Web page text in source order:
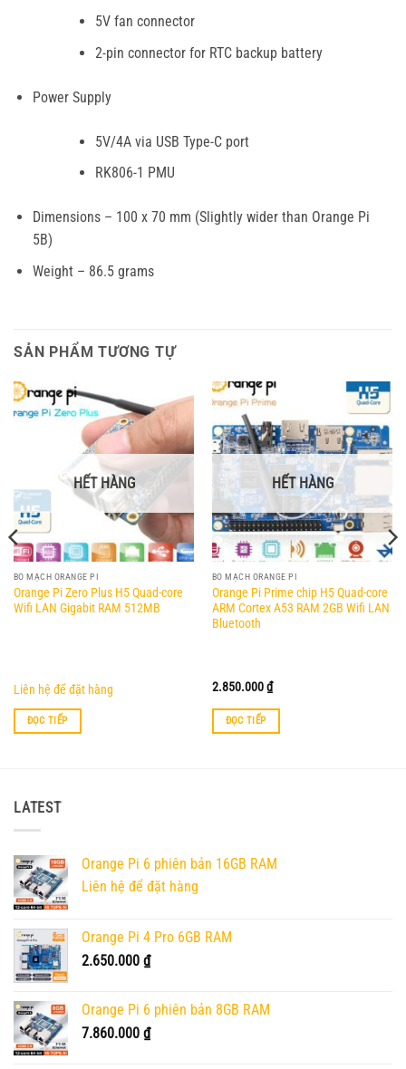
5V fan connector
2-pin connector for RTC backup battery
Power Supply
5V/4A via USB Type-C port
RK806-1 PMU
Dimensions – 100 x 70 mm (Slightly wider than Orange Pi
5B)
Weight – 86.5 grams
SẢN PHẨM TƯƠNG TỰ
HẾT HÀNG
BO MẠCH ORANGE PI
Orange Pi Zero Plus H5 Quad-core
Wifi LAN Gigabit RAM 512MB
Liên hệ để đặt hàng
ĐỌC TIẾP
HẾT HÀNG
BO MẠCH ORANGE PI
Orange Pi Prime chip H5 Quad-core
ARM Cortex A53 RAM 2GB Wifi LAN
Bluetooth
2.850.000₫
ĐỌC TIẾP
LATEST
Orange Pi 6 phiên bản 16GB RAM
Liên hệ để đặt hàng
Orange Pi 4 Pro 6GB RAM
2.650.000 ₫
Orange Pi 6 phiên bản 8GB RAM
7.860.000 ₫